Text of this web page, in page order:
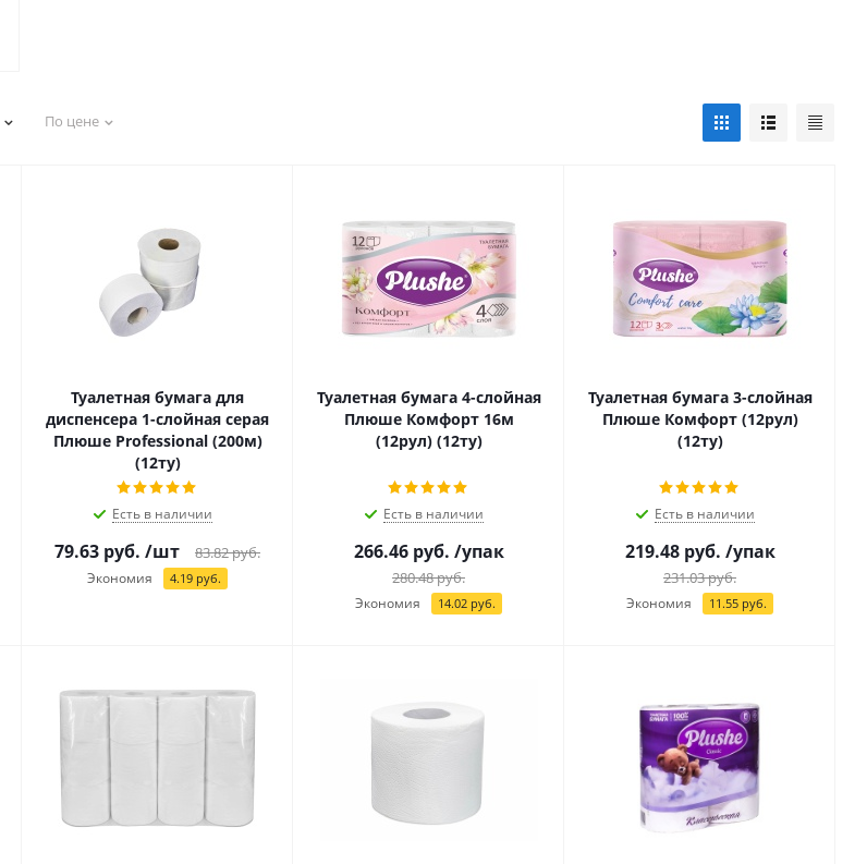
По цене
Туалетная бумага для
диспенсера 1-слойная серая
Плюше Professional (200м)
(12ту)
Есть в наличии
79.63 руб. /шт 83.82руб.
Экономия 4.19руб.
Туалетная бумага 4-слойная
Плюше Комфорт 16м
(12рул) (12ту)
Есть в наличии
266.46руб. /упак
280.48руб.
Экономия 14.02руб.
Туалетная бумага 3-слойная
Плюше Комфорт (12рул)
(12ту)
Есть в наличии
219.48руб. /упак
231.03руб.
Экономия 11.55руб.